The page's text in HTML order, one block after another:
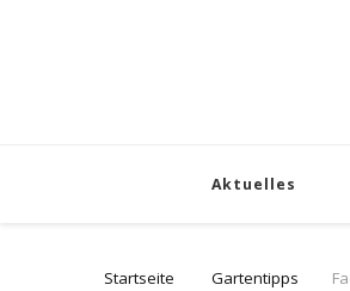
Aktuelles
Startseite Gartentipps